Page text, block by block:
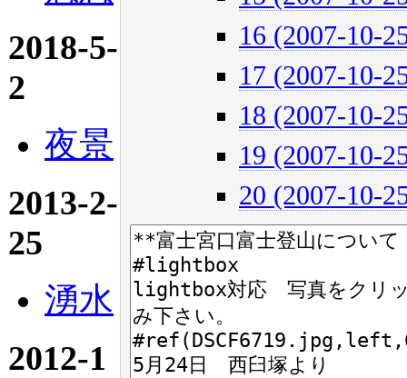
2018-5-
2
夜景
2013-2-
25
湧水
2012-1
16 (2007-10-
17 (2007-10-
18 (2007-10-
19 (2007-10-
20 (2007-10-